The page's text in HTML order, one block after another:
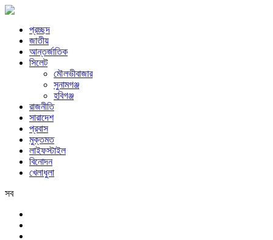
প্রচ্ছদ
জাতীয়
আন্তর্জাতিক
সিলেট
মৌলভীবাজার
সুনামগঞ্জ
হবিগঞ্জ
রাজনীতি
সারাদেশ
প্রবাস
মুক্তমত
লাইফস্টাইল
বিনোদন
খেলাধুলা
সব